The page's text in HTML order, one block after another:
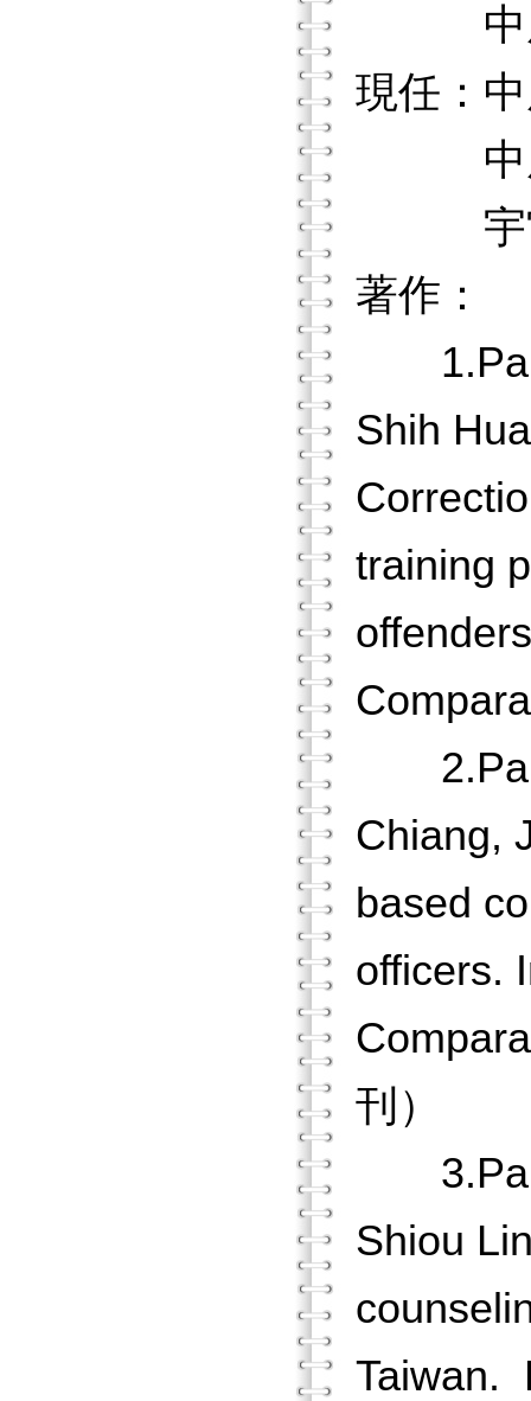
中原
現任：
中原
宇宙
著作：
1.Pan,
Shih
training
2.Pan,
Chiang,
based
officers.
刊）
3.Pan,
Shiou
Taiwan.